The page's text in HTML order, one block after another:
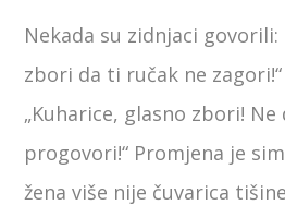
Nekada su zidnjaci govorili:
zbori da ti ručak ne
„Kuharice, glasno zbori! Ne
progovori!“ Promjena je
žena više nije čuvarica